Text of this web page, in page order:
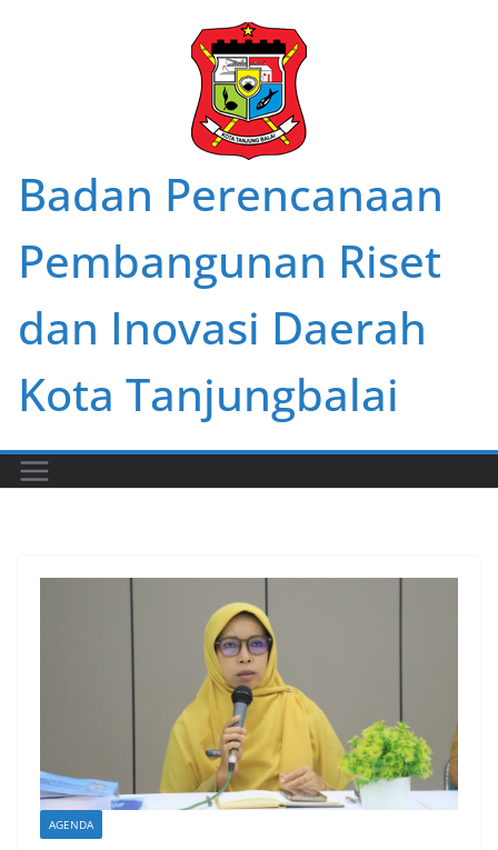
Badan Perencanaan
Pembangunan Riset
dan Inovasi Daerah
Kota Tanjungbalai
AGENDA